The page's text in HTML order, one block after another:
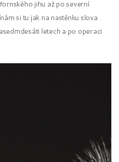
jihu až po severní
si tu jak na nastěnku slova
letech a po operaci